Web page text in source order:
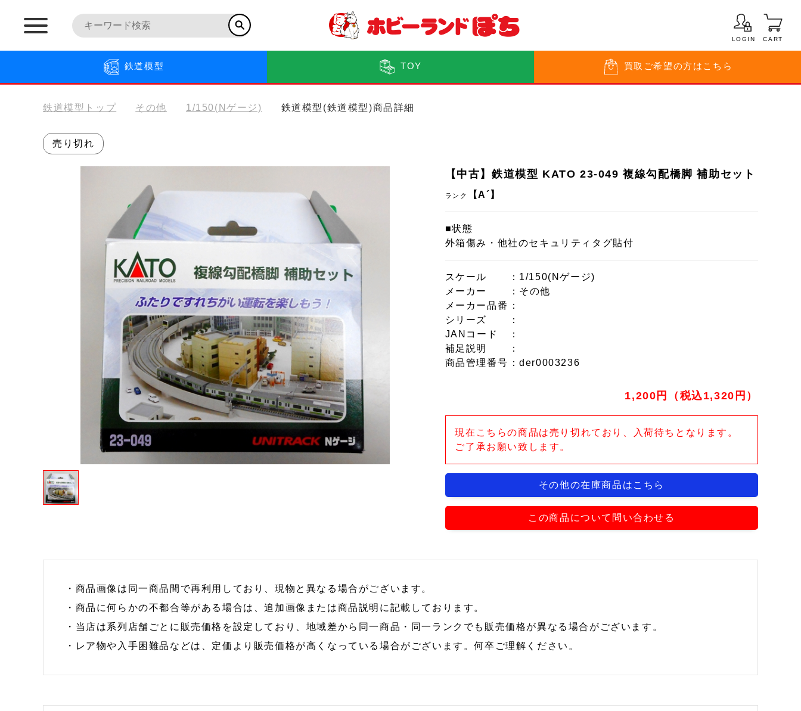
LOGIN CART
鉄道模型 TOY 買取 ご希望の方はこちら
鉄道模型トップ その他 1/150(Nゲージ) 鉄道模型(鉄道模型)商品詳細
売り切れ
【中古】鉄道模型 KATO 23-049 複線勾配橋脚 補助セット
ランク 【A´】
■状態
外箱傷み・他社のセキュリティタグ貼付
スケール
：1/150(Nゲージ)
メーカー
：その他
メーカー品番
：
シリーズ
：
JANコード
：
補足説明
：
商品管理番号 ：der0003236
1,200円（税込1,320円）
現在こちらの商品は売り切れており、入荷待ちとなります。
ご了承お願い致します。
その他の在庫商品はこちら
この商品について問い合わせる
・商品画像は同一商品間で再利用しており、現物と異なる場合がございます。
・商品に何らかの不都合等がある場合は、追加画像または商品説明に記載しております。
・当店は系列店舗ごとに販売価格を設定しており、地域差から同一商品・同一ランクでも販売価格が異なる場合がございます。
・レア物や入手困難品などは、定価より販売価格が高くなっている場合がございます。何卒ご理解ください。